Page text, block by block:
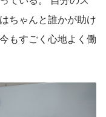
ちゃんと誰かが助け
もすごく心地よく働